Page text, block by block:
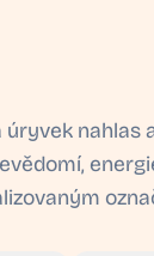
nahlas